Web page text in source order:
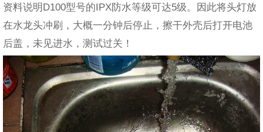
资料说明D100型号的IPX防水等级可达5级。因此将头灯放
在水龙头冲刷，大概一分钟后停止，擦干外壳后打开电池
后盖，未见进水，测试过关！